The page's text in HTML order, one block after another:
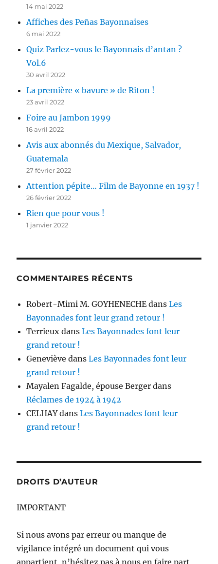
14 mai 2022
Affiches des Peñas Bayonnaises
6 mai 2022
Quiz Parlez-vous le Bayonnais d’antan ?
Vol.6
30 avril 2022
La première « bavure » de Riton !
23 avril 2022
Foire au Jambon 1999
16 avril 2022
Avis aux abonnés du Mexique, Salvador,
Guatemala
27 février 2022
Attention pépite… Film de Bayonne en 1937 !
26 février 2022
Rien que pour vous !
1 janvier 2022
COMMENTAIRES RÉCENTS
Robert-Mimi M. GOYHENECHE dansLes
Bayonnades font leur grand retour !
Terrieux dansLes Bayonnades font leur
grand retour !
Geneviève dansLes Bayonnades font leur
grand retour !
Mayalen Fagalde, épouse Berger dans
Réclames de 1924 à 1942
CELHAYdansLes Bayonnades font leur
grand retour !
DROITS D’AUTEUR
IMPORTANT
Si nous avons par erreur ou manque de
vigilance intégré un document qui vous
appartient, n’hésitez pas à nous en faire part,